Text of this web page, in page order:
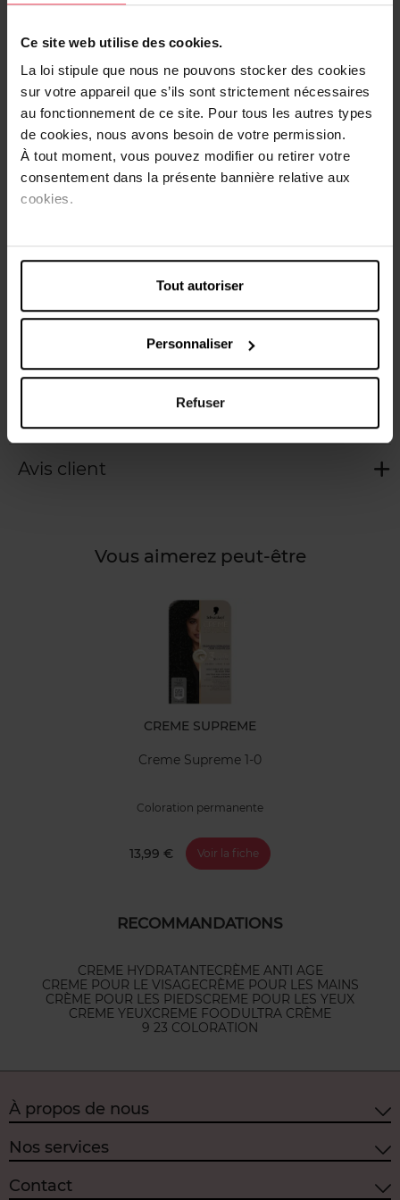
Ce site web utilise des cookies.
La loi stipule que nous ne pouvons stocker des cookies
sur votre appareil que s’ils sont strictement nécessaires
au fonctionnement de ce site. Pour tous les autres types
de cookies, nous avons besoin de votre permission.
À tout moment, vous pouvez modifier ou retirer votre
consentement dans la présente bannière relative aux
cookies.
Tout autoriser
Personnaliser
Refuser
Comment cela fonctionne?
égalise les zones fragilisées dans les cheveux pour un
résultat couleur uniforme.
Crème colorante protectrice : elle protège les cheveux
pendant la coloration pour une couleur splendide.
Masque soin : il enveloppe les cheveux d’une couche
protectrice et crée de nouvelles micro-liaisons pour des
cheveux intensément renforcés.
Conseils d'utilisation
Suivez les instructions du mode d'emploi. Effectuez
Si vous hésitez entre deux nuances, choisissez la plus
claire des deux. Le résultat dépend de votre couleur
naturelle. Pour les cheveux mi-longs à longs, nous vous
conseillons d'utiliser deux emballages.
Caractéristiques
Avis client
Vous aimerez peut-être
CREME SUPREME
Creme Supreme 1-0
Coloration permanente
13,99 € Voir la fiche
RECOMMANDATIONS
CREME HYDRATANTECRÈME ANTI AGE
CREME POUR LE VISAGECRÈME POUR LES MAINS
CRÈME POUR LES PIEDSCREME POUR LES YEUX
CREME YEUXCREME FOODULTRA CRÈME
9 23 COLORATION
À propos de nous
Nos services
Contact